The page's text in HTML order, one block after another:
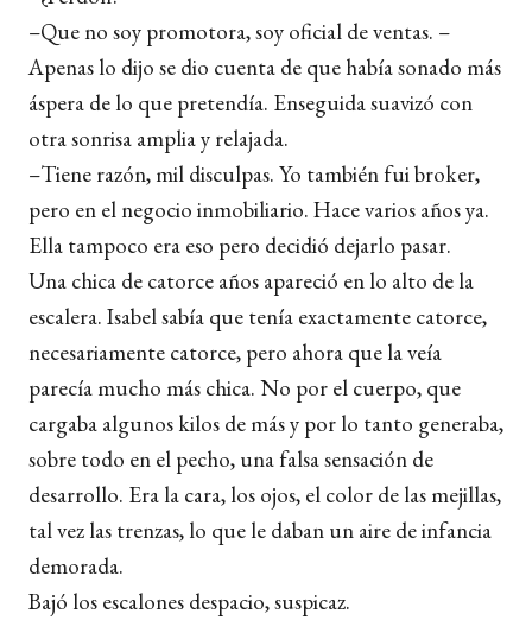
–Que no soy promotora, soy oficial de ventas. –
Apenas lo dijo se dio cuenta de que había sonado más
áspera de lo que pretendía. Enseguida suavizó con
otra sonrisa amplia y relajada.
–Tiene razón, mil disculpas. Yo también fui broker,
pero en el negocio inmobiliario. Hace varios años ya.
Ella tampoco era eso pero decidió dejarlo pasar.
Una chica de catorce años apareció en lo alto de la
escalera. Isabel sabía que tenía exactamente catorce,
necesariamente catorce, pero ahora que la veía
parecía mucho más chica. No por el cuerpo, que
cargaba algunos kilos de más y por lo tanto generaba,
sobre todo en el pecho, una falsa sensación de
desarrollo. Era la cara, los ojos, el color de las mejillas,
tal vez las trenzas, lo que le daban un aire de infancia
demorada.
Bajó los escalones despacio, suspicaz.